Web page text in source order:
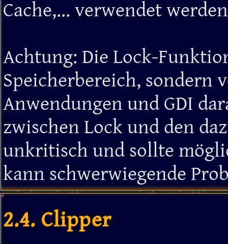
Cache,... verwendet
Achtung: Die Lock-
Speicherbereich, sondern
Anwendungen und GDI
zwischen Lock und den
unkritisch und sollte
kann schwerwiegende
2.4. Clipper